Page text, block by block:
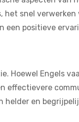
snel
een positieve
Hoewel Engels
en